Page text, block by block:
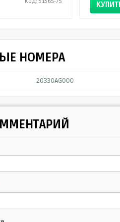
НОМЕРА
20330AG000